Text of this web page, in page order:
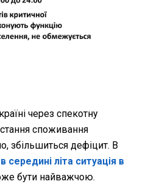
через спекотну
споживання
збільшиться дефіцит. В
в середині літа ситуація в
бути найважчою.